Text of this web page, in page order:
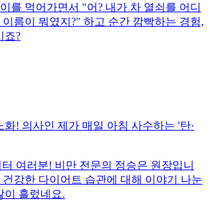
를 먹어가면서 "어? 내가 차 열쇠를 어디
름이 뭐였지?" 하고 순간 깜빡하는 경험,
죠?
화! 의사인 제가 매일 아침 사수하는 '탄·
여러분! 비만 전문의 정승은 원장입니
건강한 다이어트 습관에 대해 이야기 나눈
이 흘렀네요.